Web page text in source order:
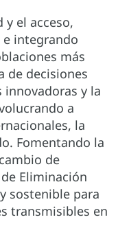
y el acceso,
integrando
más
de decisiones
innovadoras y la
a
la
Fomentando la
de
Eliminación
sostenible para
transmisibles en